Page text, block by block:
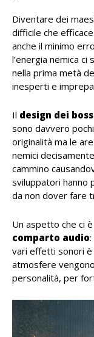
Diventare dei
difficile che
anche il minimo
l’energia nemica
nella prima metà
inesperti e
Il design dei boss
sono davvero
originalità ma le
nemici
cammino
sviluppatori hanno
da non dover fare
Un aspetto che ci
comparto audio
vari effetti sonori
atmosfere
personalità, per